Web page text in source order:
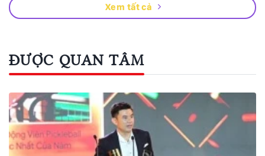
Xem tất cả
ĐƯỢC QUAN TÂM